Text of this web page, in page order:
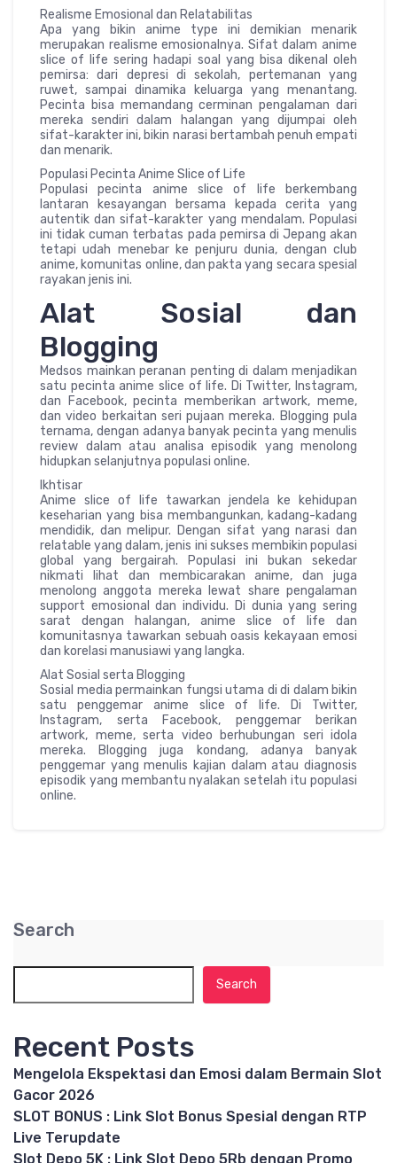
Realisme Emosional dan Relatabilitas
Apa yang bikin anime type ini demikian menarik
merupakan realisme emosionalnya. Sifat dalam anime
slice of life sering hadapi soal yang bisa dikenal oleh
pemirsa: dari depresi di sekolah, pertemanan yang
ruwet, sampai dinamika keluarga yang menantang.
Pecinta bisa memandang cerminan pengalaman dari
mereka sendiri dalam halangan yang dijumpai oleh
sifat-karakter ini, bikin narasi bertambah penuh empati
dan menarik.
Populasi Pecinta Anime Slice of Life
Populasi pecinta anime slice of life berkembang
lantaran kesayangan bersama kepada cerita yang
autentik dan sifat-karakter yang mendalam. Populasi
ini tidak cuman terbatas pada pemirsa di Jepang akan
tetapi udah menebar ke penjuru dunia, dengan club
anime, komunitas online, dan pakta yang secara spesial
rayakan jenis ini.
Alat Sosial dan
Blogging
Medsos mainkan peranan penting di dalam menjadikan
satu pecinta anime slice of life. Di Twitter, Instagram,
dan Facebook, pecinta memberikan artwork, meme,
dan video berkaitan seri pujaan mereka. Blogging pula
ternama, dengan adanya banyak pecinta yang menulis
review dalam atau analisa episodik yang menolong
hidupkan selanjutnya populasi online.
Ikhtisar
Anime slice of life tawarkan jendela ke kehidupan
keseharian yang bisa membangunkan, kadang-kadang
mendidik, dan melipur. Dengan sifat yang narasi dan
relatable yang dalam, jenis ini sukses membikin populasi
global yang bergairah. Populasi ini bukan sekedar
nikmati lihat dan membicarakan anime, dan juga
menolong anggota mereka lewat share pengalaman
support emosional dan individu. Di dunia yang sering
sarat dengan halangan, anime slice of life dan
komunitasnya tawarkan sebuah oasis kekayaan emosi
dan korelasi manusiawi yang langka.
Alat Sosial serta Blogging
Sosial media permainkan fungsi utama di di dalam bikin
satu penggemar anime slice of life. Di Twitter,
Instagram, serta Facebook, penggemar berikan
artwork, meme, serta video berhubungan seri idola
mereka. Blogging juga kondang, adanya banyak
penggemar yang menulis kajian dalam atau diagnosis
episodik yang membantu nyalakan setelah itu populasi
online.
Search
Search
Recent Posts
Mengelola Ekspektasi dan Emosi dalam Bermain Slot
Gacor 2026
SLOT BONUS : Link Slot Bonus Spesial dengan RTP
Live Terupdate
Slot Depo 5K : Link Slot Depo 5Rb dengan Promo